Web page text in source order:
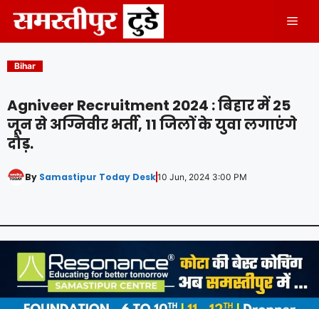
content
Bihar
Agniveer Recruitment 2024 : बिहार में 25
जून से अग्निवीर भर्ती, 11 जिलों के युवा लगाएंगे
दौड़.
By Samastipur Today Desk10 Jun, 2024 3:00 PM